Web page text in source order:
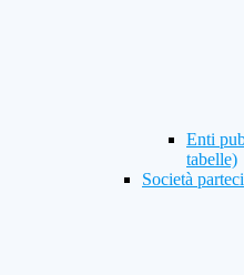
Enti
tabelle)
Società